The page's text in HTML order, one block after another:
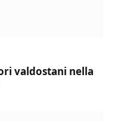
valdostani nella